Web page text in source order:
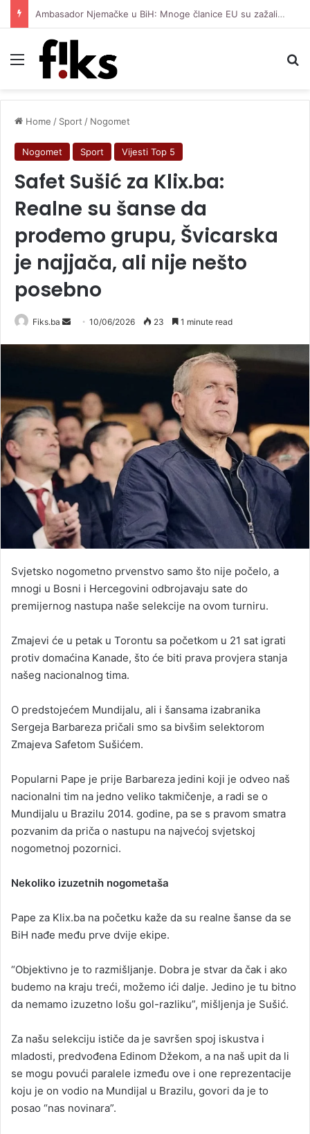
Ambasador Njemačke u BiH: Mnoge članice EU su zažalile što nisu uvele sankcije Miloradu Dodiku
Menu
Home / Sport / Nogomet
Nogomet Sport Vijesti Top 5
Safet Sušić za Klix.ba:
Realne su šanse da
prođemo grupu, Švicarska
je najjača, ali nije nešto
posebno
Fiks.ba
Send10/06/2026 23 1 minute read
Svjetsko nogometno prvenstvo samo što nije počelo, a
mnogi u Bosni i Hercegovini odbrojavaju sate do
premijernog nastupa naše selekcije na ovom turniru.
Zmajevi će u petak u Torontu sa početkom u 21 sat igrati
protiv domaćina Kanade, što će biti prava provjera stanja
našeg nacionalnog tima.
O predstojećem Mundijalu, ali i šansama izabranika
Sergeja Barbareza pričali smo sa bivšim selektorom
Zmajeva Safetom Sušićem.
Popularni Pape je prije Barbareza jedini koji je odveo naš
nacionalni tim na jedno veliko takmičenje, a radi se o
Mundijalu u Brazilu 2014. godine, pa se s pravom smatra
pozvanim da priča o nastupu na najvećoj svjetskoj
nogometnoj pozornici.
Nekoliko izuzetnih nogometaša
Pape za Klix.ba na početku kaže da su realne šanse da se
BiH nađe među prve dvije ekipe.
“Objektivno je to razmišljanje. Dobra je stvar da čak i ako
budemo na kraju treći, možemo ići dalje. Jedino je tu bitno
da nemamo izuzetno lošu gol-razliku”, mišljenja je Sušić.
Za našu selekciju ističe da je savršen spoj iskustva i
mladosti, predvođena Edinom Džekom, a na naš upit da li
se mogu povući paralele između ove i one reprezentacije
koju je on vodio na Mundijal u Brazilu, govori da je to
posao “nas novinara”.